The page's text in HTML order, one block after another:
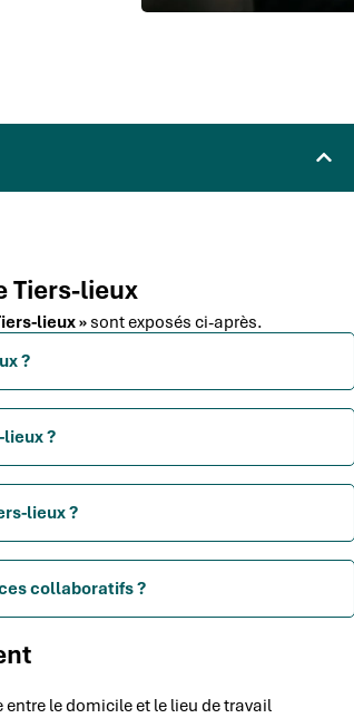
Tiers-lieux
lieux » sont exposés ci-après.
?
?
lieux ?
collaboratifs ?
le domicile et le lieu de travail